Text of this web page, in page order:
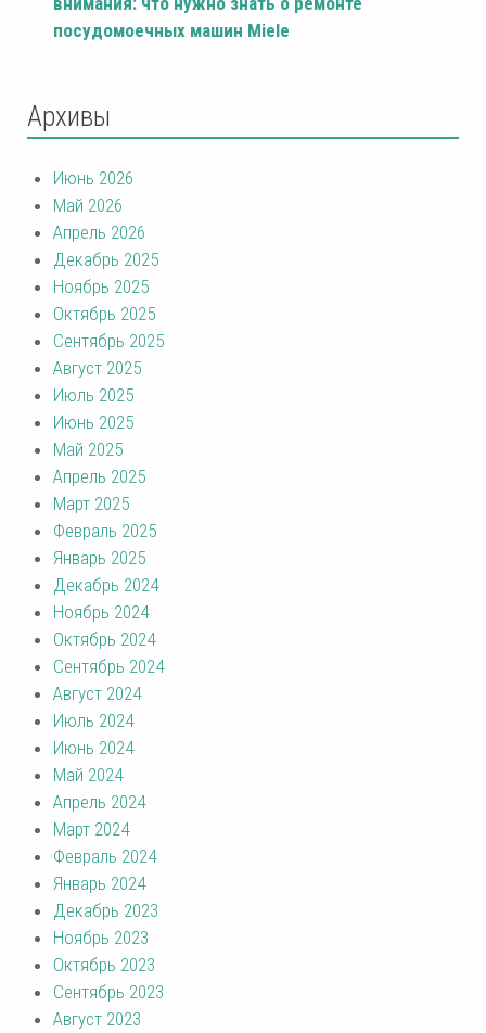
посудомоечных машин Miele
Архивы
Июнь 2026
Май 2026
Апрель 2026
Декабрь 2025
Ноябрь 2025
Октябрь 2025
Сентябрь 2025
Август 2025
Июль 2025
Июнь 2025
Май 2025
Апрель 2025
Март 2025
Февраль 2025
Январь 2025
Декабрь 2024
Ноябрь 2024
Октябрь 2024
Сентябрь 2024
Август 2024
Июль 2024
Июнь 2024
Май 2024
Апрель 2024
Март 2024
Февраль 2024
Январь 2024
Декабрь 2023
Ноябрь 2023
Октябрь 2023
Сентябрь 2023
Август 2023